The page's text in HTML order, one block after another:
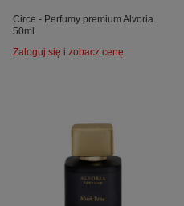
Circe - Perfumy premium Alvoria
50ml
Zaloguj się i zobacz cenę